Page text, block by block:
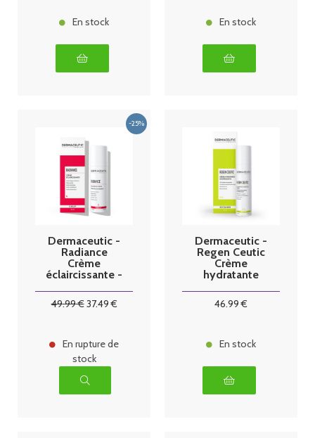
En stock En stock
Dermaceutic -
Radiance
Crème
éclaircissante -
49.99€37.49€
En rupture de
stock
Dermaceutic -
Regen Ceutic
Crème
hydratante
46.99 €
En stock